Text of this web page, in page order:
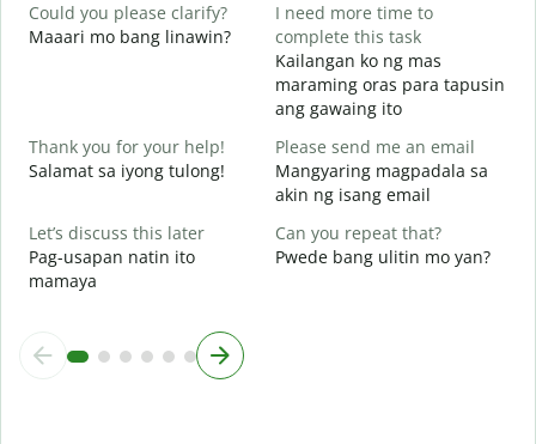
Could you please clarify?
Maaari mo bang linawin?
I need more time to
complete this task
Kailangan ko ng mas
maraming oras para tapusin
ang gawaing ito
Thank you for your help!
Salamat sa iyong tulong!
Please send me an email
Mangyaring magpadala sa
akin ng isang email
Let’s discuss this later
Pag-usapan natin ito
mamaya
Can you repeat that?
Pwede bang ulitin mo yan?